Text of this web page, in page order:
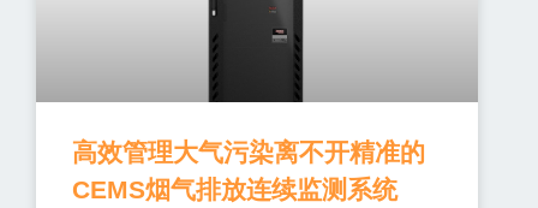
高效管理大气污染离不开精准的
CEMS烟气排放连续监测系统